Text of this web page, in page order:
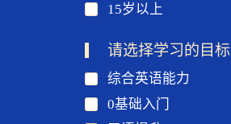
15岁以上
请选择学习的目标
综合英语能力
0基础入门